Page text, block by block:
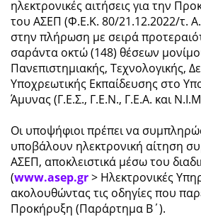
ηλεκτρονικές αιτήσεις για την
του ΑΣΕΠ (Φ.Ε.Κ. 80/21.12.2022/τ.
στην πλήρωση με σειρά
σαράντα οκτώ (148) θέσεων
Πανεπιστημιακής, Τεχνολογικής,
Υποχρεωτικής Εκπαίδευσης στο
Άμυνας (Γ.Ε.Σ., Γ.Ε.Ν., Γ.Ε.Α. και
Οι υποψήφιοι πρέπει να
υποβάλουν ηλεκτρονική αίτηση
ΑΣΕΠ, αποκλειστικά μέσω του
(www.asep.gr> Ηλεκτρονικές
ακολουθώντας τις οδηγίες που
Προκήρυξη (Παράρτημα Β΄).